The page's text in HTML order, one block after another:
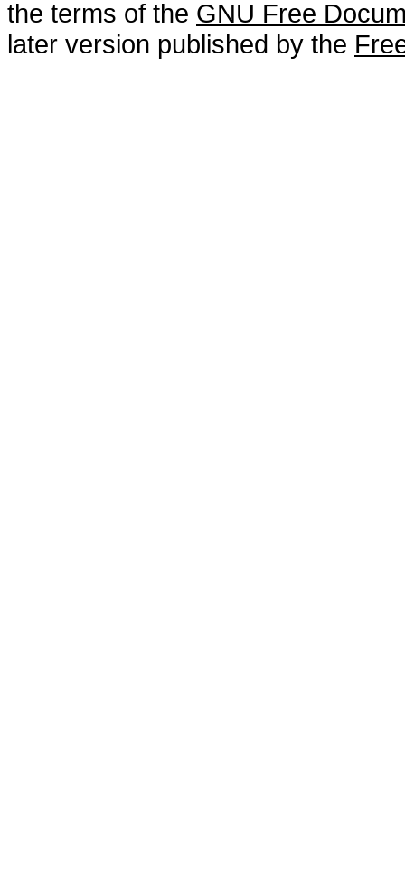
the terms of the GNU Free
later version published by the